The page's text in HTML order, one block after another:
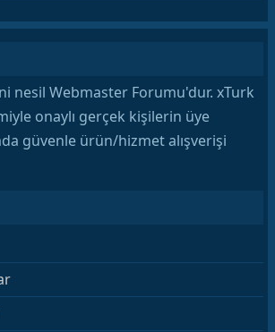
nesil Webmaster Forumu'dur. xTurk
onaylı gerçek kişilerin üye
güvenle ürün/hizmet alışverişi